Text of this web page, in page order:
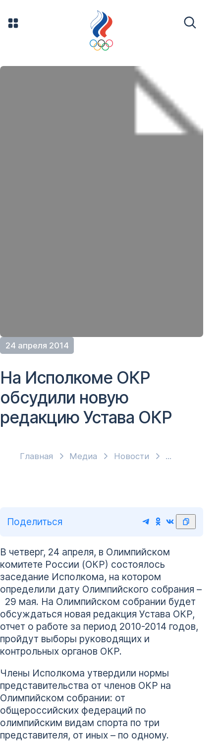
24 апреля 2014
Главная Медиа Новости
На Исполкоме ОКР
обсудили новую
редакцию Устава ОКР
Поделиться
В четверг, 24 апреля, в Олимпийском
комитете России (ОКР) состоялось
заседание Исполкома, на котором
определили дату Олимпийского собрания –
29 мая. На Олимпийском собрании будет
обсуждаться новая редакция Устава ОКР,
отчет о работе за период 2010-2014 годов,
пройдут выборы руководящих и
контрольных органов ОКР.
Члены Исполкома утвердили нормы
представительства от членов ОКР на
Олимпийском собрании: от
общероссийских федераций по
олимпийским видам спорта по три
представителя, от иных – по одному.